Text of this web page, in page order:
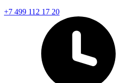
+7 499 112 17 20